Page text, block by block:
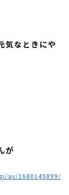
気なときにや
が
av/1680145899/